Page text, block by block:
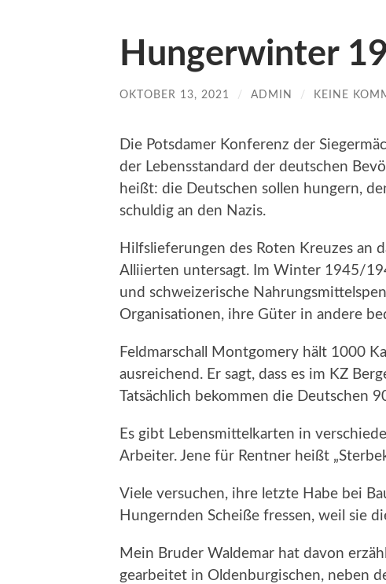
Hungerwinter
OKTOBER 13, 2021 / ADMIN / KEINE
Die Potsdamer Konferenz der
der Lebensstandard der deutschen
heißt: die Deutschen sollen hungern,
schuldig an den Nazis.
Hilfslieferungen des Roten Kreuzes an
Alliierten untersagt. Im Winter 1945/
und schweizerische
Organisationen, ihre Güter in andere
Feldmarschall Montgomery hält 1000
ausreichend. Er sagt, dass es im KZ
Tatsächlich bekommen die Deutschen
Es gibt Lebensmittelkarten in
Arbeiter. Jene für Rentner heißt
Viele versuchen, ihre letzte Habe bei
Hungernden Scheiße fressen, weil sie
Mein Bruder Waldemar hat davon
gearbeitet in Oldenburgischen, neben